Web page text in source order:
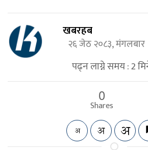
खबरहब
२६ जेठ २०८३, मंगलबार
पढ्न लाग्ने समय :2
0
Shares